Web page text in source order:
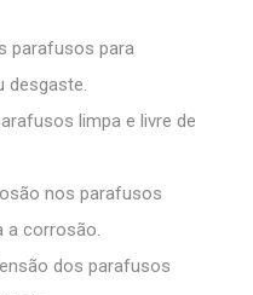
parafusos para
desgaste.
limpa e livre de
nos parafusos
a corrosão.
dos parafusos